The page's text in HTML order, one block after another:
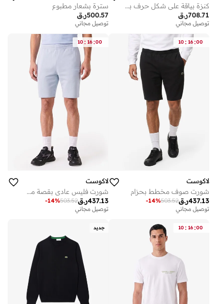
كنزة بياقة على شكل حرف بلون واحد
ر.ق708.71
توصيل مجاني
سترة بشعار مطبوع
ر.ق500.57
توصيل مجاني
10 : 16:00
لاكوست
شورت صوف مخطط بحزام
ر.ق437.13
503.52
-14%
توصيل مجاني
10 : 16:00
لاكوست
شورت فليس عادي بقصة مطبوعة غير مبطنة
ر.ق437.13
503.52
-14%
توصيل مجاني
10 : 16:00 جديد